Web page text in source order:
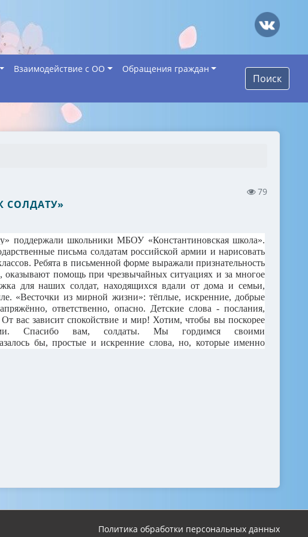
Взаимодействие с ОО
Обращения граждан
Поиск
79
СОЛДАТУ»
поддержали школьники МБОУ «Константиновская школа».
письма солдатам российской армии и нарисовать
Ребята в письменной форме выражали признательность
оказывают помощь при чрезвычайных ситуациях и за многое
для наших солдат, находящихся вдали от дома и семьи,
«Весточки из мирной жизни»: тёплые, искренние, добрые
ответственно, опасно. Детские слова - послания,
вас зависит спокойствие и мир! Хотим, чтобы вы поскорее
Спасибо вам, солдаты. Мы гордимся своими
бы, простые и искренние слова, но, которые именно
Политика обработки персональных данных